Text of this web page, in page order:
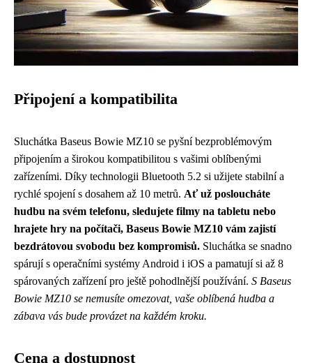
Připojení a kompatibilita
Sluchátka Baseus Bowie MZ10 se pyšní bezproblémovým
připojením a širokou kompatibilitou s vašimi oblíbenými
zařízeními. Díky technologii Bluetooth 5.2 si užijete stabilní a
rychlé spojení s dosahem až 10 metrů. Ať už posloucháte
hudbu na svém telefonu, sledujete filmy na tabletu nebo
hrajete hry na počítači, Baseus Bowie MZ10 vám zajistí
bezdrátovou svobodu bez kompromisů. Sluchátka se snadno
spárují s operačními systémy Android i iOS a pamatují si až 8
spárovaných zařízení pro ještě pohodlnější používání. S Baseus
Bowie MZ10 se nemusíte omezovat, vaše oblíbená hudba a
zábava vás bude provázet na každém kroku.
Cena a dostupnost